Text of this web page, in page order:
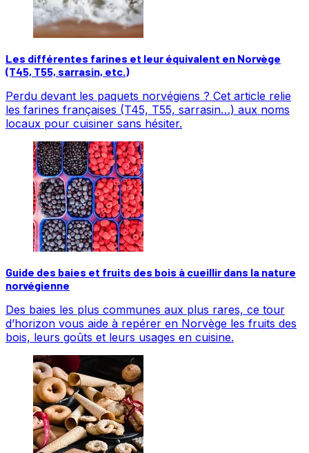
Les différentes farines et leur équivalent en Norvège
(T45, T55, sarrasin, etc.)
Perdu devant les paquets norvégiens ? Cet article relie
les farines françaises (T45, T55, sarrasin…) aux noms
locaux pour cuisiner sans hésiter.
Guide des baies et fruits des bois à cueillir dans la nature
norvégienne
Des baies les plus communes aux plus rares, ce tour
d’horizon vous aide à repérer en Norvège les fruits des
bois, leurs goûts et leurs usages en cuisine.